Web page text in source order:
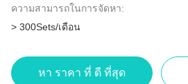
ความสามารถในการจัดหา:
> 300Sets/เดือน
หา ราคา ที่ ดี ที่สุด